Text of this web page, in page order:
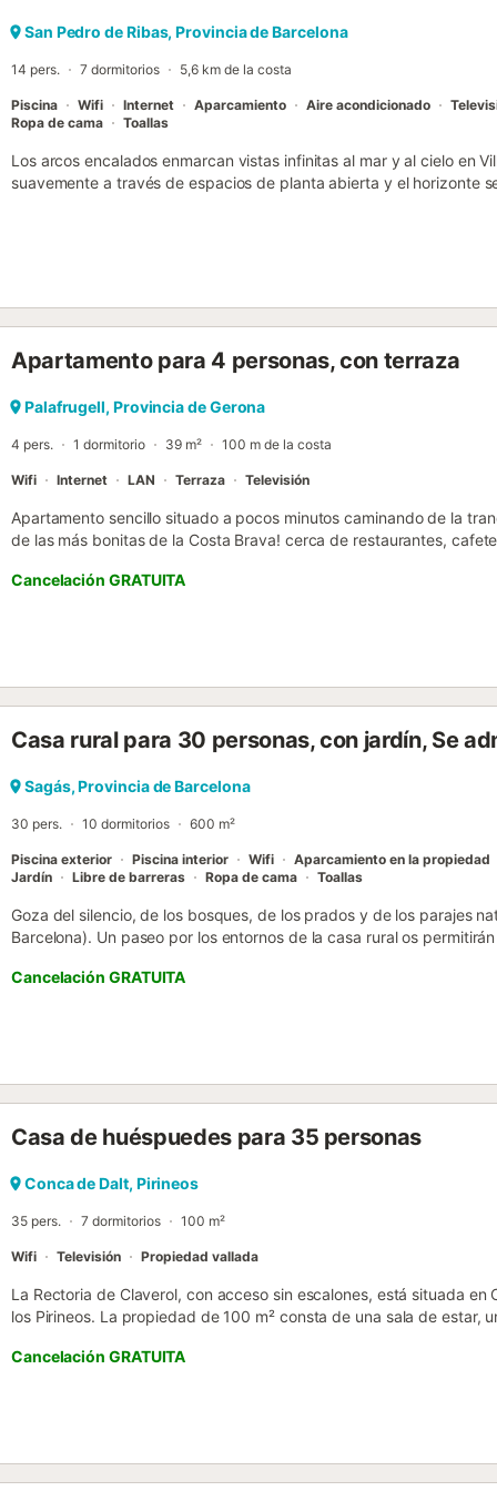
San Pedro de Ribas, Provincia de Barcelona
14 pers. 7 dormitorios 5,6 km de la costa
Piscina Wifi Internet Aparcamiento Aire acondicionado
Ropa de cama
Toallas
Los arcos encalados enmarcan vistas infinitas al mar y al cielo en
suavemente a través de espacios de planta abierta y el horizonte
aireada ha sido cuidadosamente rediseñada para unas
interior, los interiores de blanco nítido, los suelos de baldosas y los
sombreada y el jardín junto a la piscina. La casa tiene capacidad
vistas circundantes. En el exterior, el entorno está diseñado para la
Con la costa y el pueblo de Sitges a poca distancia en coche, es
mesa de centro - Salón y comedor de planta abierta con puertas
Apartamento para 4 personas, con terraza
Palafrugell, Provincia de Gerona
4 pers. 1 dormitorio 39 m² 100 m de la costa
Wifi Internet LAN Terraza Televisión
Apartamento sencillo situado a pocos minutos caminando de la
de las más bonitas de la Costa Brava! cerca de restaurantes,
Apartamento situado en una segunda planta en una zona muy
pequeña pendiente de 100m o unas escaleras que conducen
aparcar por la zona. Sencillo salón comedor con tv, con 2 camas
cubiertos, sartenes, nevera, congelador, microondas y horno.
menores de 35 años. Apartamento situado en Llafranc, ¡una de las
por reserva Servicios opcionales a pagar en el sitio y reservar
Cancelación GRATUITA
Casa rural para 30 personas, con jardín, Se
Sagás, Provincia de Barcelona
30 pers. 10 dormitorios 600 m²
Piscina exterior Piscina interior Wifi Aparcamiento en la propiedad
Jardín
Libre de barreras Ropa de cama Toallas
Goza del silencio, de los bosques, de los prados y de los parajes
Barcelona). Un paseo por los entornos de la casa rural os
rutas, más o menos largas, que os harán descubrir la naturaleza en
riqueza de fauna y flora que ofrecen las cordilleras pre-pirinencas.
Cancelación GRATUITA
Casa de huéspuedes para 35 personas
Conca de Dalt, Pirineos
35 pers. 7 dormitorios 100 m²
Wifi Televisión Propiedad vallada
La Rectoria de Claverol, con acceso sin escalones, está situada en
los Pirineos. La propiedad de 100 m² consta de una sala de estar,
trabajo dedicado para oficina en casa, televisión y lavadora. Este
acondicionado ni toallas. Cuenta con una terraza descubierta
Hay aparcamiento gratuito disponible en la calle. No se permiten
establecimiento dispone de un cómodo sistema de auto check-in.
regulaciones gubernamentales sobre el uso del agua durante su
Cancelación GRATUITA